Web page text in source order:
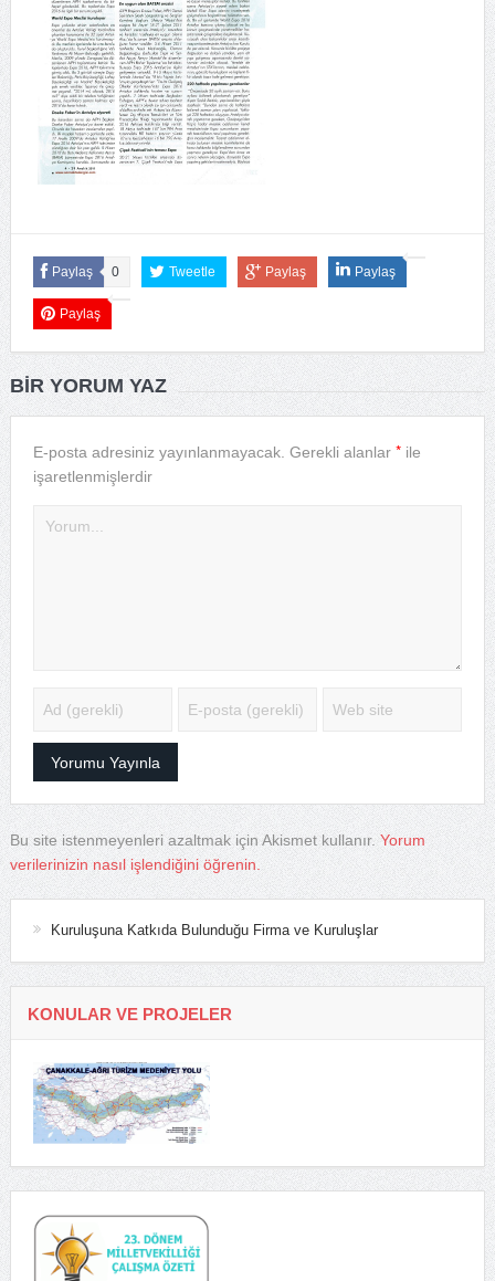
Paylaş 0 Tweetle Paylaş Paylaş
Paylaş
BIR YORUM YAZ
E-posta adresiniz yayınlanmayacak. Gerekli alanlar *ile
işaretlenmişlerdir
Bu site istenmeyenleri azaltmak için Akismet kullanır. Yorum
verilerinizin nasıl işlendiğini öğrenin.
Kuruluşuna Katkıda Bulunduğu Firma ve Kuruluşlar
KONULAR VE PROJELER